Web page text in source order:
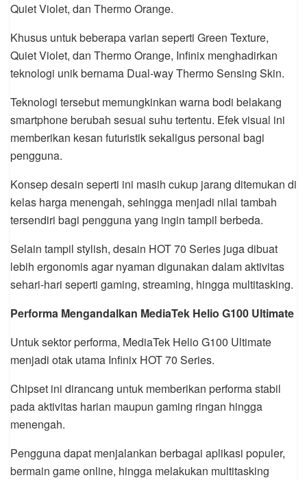
Quiet Violet, dan Thermo Orange.
Khusus untuk beberapa varian seperti Green Texture,
Quiet Violet, dan Thermo Orange, Infinix menghadirkan
teknologi unik bernama Dual-way Thermo Sensing Skin.
Teknologi tersebut memungkinkan warna bodi belakang
smartphone berubah sesuai suhu tertentu. Efek visual ini
memberikan kesan futuristik sekaligus personal bagi
pengguna.
Konsep desain seperti ini masih cukup jarang ditemukan di
kelas harga menengah, sehingga menjadi nilai tambah
tersendiri bagi pengguna yang ingin tampil berbeda.
Selain tampil stylish, desain HOT 70 Series juga dibuat
lebih ergonomis agar nyaman digunakan dalam aktivitas
sehari-hari seperti gaming, streaming, hingga multitasking.
Performa Mengandalkan MediaTek Helio G100 Ultimate
Untuk sektor performa, MediaTek Helio G100 Ultimate
menjadi otak utama Infinix HOT 70 Series.
Chipset ini dirancang untuk memberikan performa stabil
pada aktivitas harian maupun gaming ringan hingga
menengah.
Pengguna dapat menjalankan berbagai aplikasi populer,
bermain game online, hingga melakukan multitasking